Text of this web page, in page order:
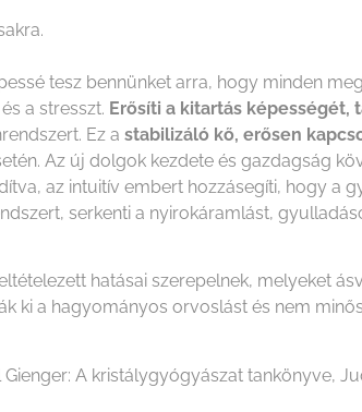
tesz bennünket arra, hogy minden
a stresszt. Erősíti a kitartás képességét,
Ez a stabilizáló kő, erősen
Az új dolgok kezdete és gazdagság
az intuitív embert hozzásegíti, hogy a
serkenti a nyirokáramlást,
hatásai szerepelnek, melyeket
ki a hagyományos orvoslást és nem
A kristálygyógyászat tankönyve,